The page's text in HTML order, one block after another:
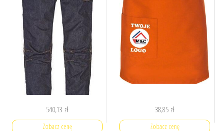
540,13 zł
Zobacz cenę
38,85 zł
Zobacz cenę